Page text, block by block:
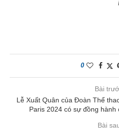
0
Bài
Lễ Xuất Quân của Đoàn Thể
Paris 2024 có sự đồng hành
Bài